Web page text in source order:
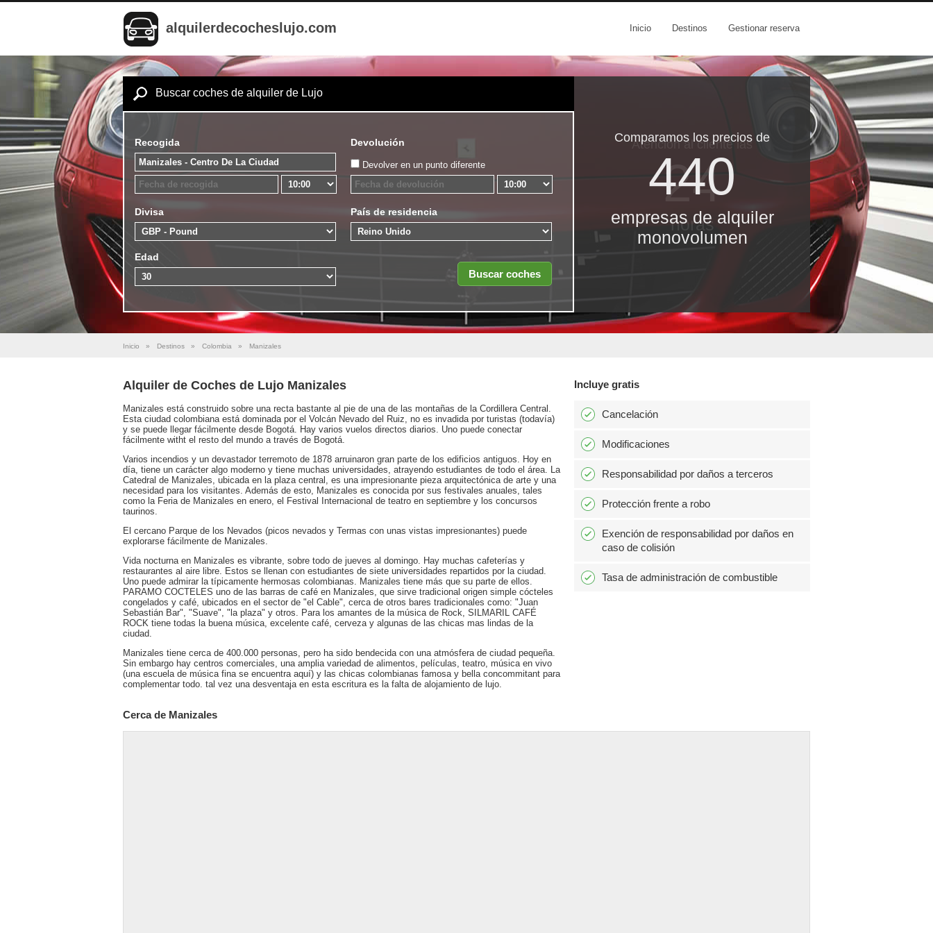
alquilerdecocheslujo.com Inicio Destinos Gestionar reserva
Buscar coches de alquiler de Lujo
Recogida Devolución
Devolver en un punto diferente
Divisa País de residencia
Edad
Comparamos los precios de
440
empresas de alquiler
monovolumen
Atención al cliente las
24
horas
Inicio » Destinos » Colombia » Manizales
Alquiler de Coches de Lujo Manizales
Manizales está construido sobre una recta bastante al pie de una de las montañas de la Cordillera Central.
Esta ciudad colombiana está dominada por el Volcán Nevado del Ruiz, no es invadida por turistas (todavía)
y se puede llegar fácilmente desde Bogotá. Hay varios vuelos directos diarios. Uno puede conectar
fácilmente witht el resto del mundo a través de Bogotá.
Varios incendios y un devastador terremoto de 1878 arruinaron gran parte de los edificios antiguos. Hoy en
día, tiene un carácter algo moderno y tiene muchas universidades, atrayendo estudiantes de todo el área. La
Catedral de Manizales, ubicada en la plaza central, es una impresionante pieza arquitectónica de arte y una
necesidad para los visitantes. Además de esto, Manizales es conocida por sus festivales anuales, tales
como la Feria de Manizales en enero, el Festival Internacional de teatro en septiembre y los concursos
taurinos.
El cercano Parque de los Nevados (picos nevados y Termas con unas vistas impresionantes) puede
explorarse fácilmente de Manizales.
Vida nocturna en Manizales es vibrante, sobre todo de jueves al domingo. Hay muchas cafeterías y
restaurantes al aire libre. Estos se llenan con estudiantes de siete universidades repartidos por la ciudad.
Uno puede admirar la típicamente hermosas colombianas. Manizales tiene más que su parte de ellos.
PARAMO COCTELES uno de las barras de café en Manizales, que sirve tradicional origen simple cócteles
congelados y café, ubicados en el sector de "el Cable", cerca de otros bares tradicionales como: "Juan
Sebastián Bar", "Suave", "la plaza" y otros. Para los amantes de la música de Rock, SILMARIL CAFÉ
ROCK tiene todas la buena música, excelente café, cerveza y algunas de las chicas mas lindas de la
ciudad.
Manizales tiene cerca de 400.000 personas, pero ha sido bendecida con una atmósfera de ciudad pequeña.
Sin embargo hay centros comerciales, una amplia variedad de alimentos, películas, teatro, música en vivo
(una escuela de música fina se encuentra aquí) y las chicas colombianas famosa y bella concommitant para
complementar todo. tal vez una desventaja en esta escritura es la falta de alojamiento de lujo.
Incluye gratis
Cancelación
Modificaciones
Responsabilidad por daños a terceros
Protección frente a robo
Exención de responsabilidad por daños en
caso de colisión
Tasa de administración de combustible
Cerca de Manizales